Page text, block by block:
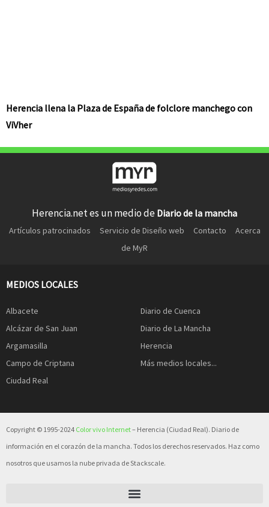
Herencia llena la Plaza de España de folclore manchego con
ViVher
Herencia.net es un medio de Diario de la mancha
Artículos patrocinados Servicio de Diseño web Contacto
Acerca
de MyR
MEDIOS LOCALES
Albacete
Alcázar de San Juan
Argamasilla
Campo de Criptana
Ciudad Real
Diario de Cuenca
Diario de La Mancha
Herencia
Más medios locales...
Copyright © 1995-2024 Color vivo Internet– Herencia (Ciudad Real). Diario de
información en el corazón de la mancha. Todos los derechos reservados. Haz como
nosotros que usamos la nube privada de Stackscale.